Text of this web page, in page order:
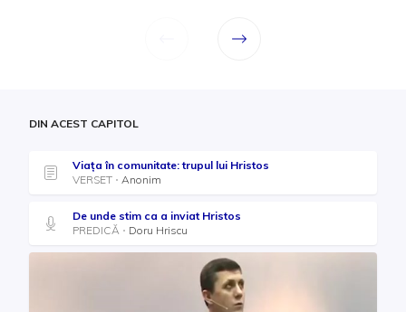
DIN ACEST CAPITOL
Viața în comunitate: trupul lui Hristos
VERSET
Anonim
De unde stim ca a inviat Hristos
PREDICĂ
Doru Hriscu